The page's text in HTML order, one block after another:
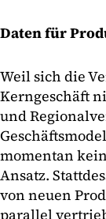
Daten für
Weil sich die
Kerngeschäft
und
momentan
Ansatz.
von neuen
parallel